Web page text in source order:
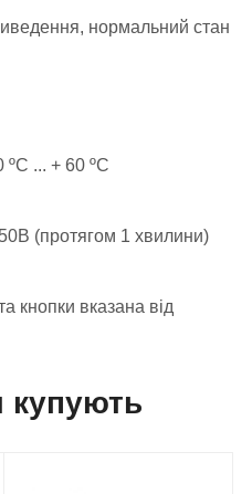
нормальний стан
ºС ... + 60 ºС
(протягом 1 хвилини)
кнопки вказана від
купують